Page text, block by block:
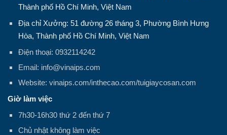
Thành phố Hồ Chí Minh, Việt Nam
Địa chỉ Xưởng: 51 đường 26 tháng 3, Phường Bình Hưng
Hòa, Thành phố Hồ Chí Minh, Việt Nam
Điện thoại: 0932114242
Email: info@vinaips.com
Website: vinaips.com/inthecao.com/tuigiaycosan.com
Giờ làm việc
7h30-16h30 thứ 2 đến thứ 7
Chủ nhật không làm việc